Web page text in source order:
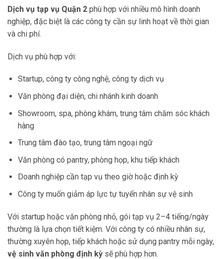
Dịch vụ tạp vụ Quận 2 phù hợp với nhiều mô hình doanh
nghiệp, đặc biệt là các công ty cần sự linh hoạt về thời gian
và chi phí.
Dịch vụ phù hợp với:
Startup, công ty công nghệ, công ty dịch vụ
Văn phòng đại diện, chi nhánh kinh doanh
Showroom, spa, phòng khám, trung tâm chăm sóc khách
hàng
Trung tâm đào tạo, trung tâm ngoại ngữ
Văn phòng có pantry, phòng họp, khu tiếp khách
Doanh nghiệp cần tạp vụ theo giờ hoặc định kỳ
Công ty muốn giảm áp lực tự tuyển nhân sự vệ sinh
Với startup hoặc văn phòng nhỏ, gói tạp vụ 2–4 tiếng/ngày
thường là lựa chọn tiết kiệm. Với công ty có nhiều nhân sự,
thường xuyên họp, tiếp khách hoặc sử dụng pantry mỗi ngày,
vệ sinh văn phòng định kỳ sẽ phù hợp hơn.